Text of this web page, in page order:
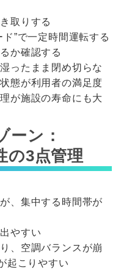
取りする
”で一定時間運転する
か確認する
ったまま閉め切らな
態が利用者の満足度
が施設の寿命にも大
ーン：
の3点管理
、集中する時間帯が
やすい
、空調バランスが崩
起こりやすい